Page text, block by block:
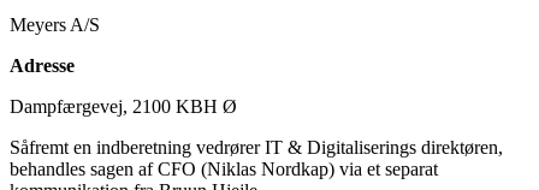
Meyers A/S
Adresse
Dampfærgevej, 2100 KBH Ø
Såfremt en indberetning vedrører IT & Digitaliserings direktøren,
behandles sagen af CFO (Niklas Nordkap) via et separat